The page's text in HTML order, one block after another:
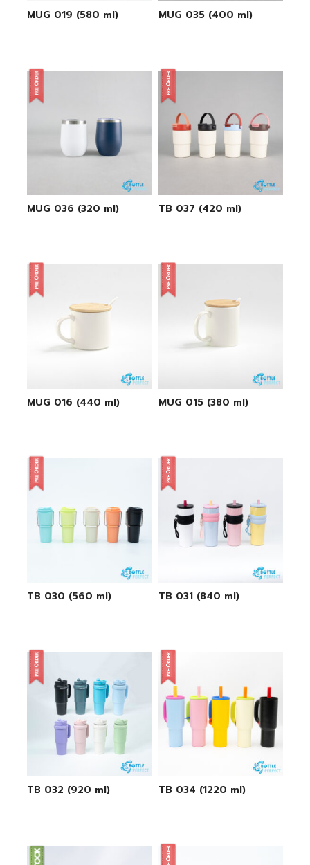
MUG 019 (580 ml) MUG 035 (400 ml)
MUG 036 (320 ml) TB 037 (420 ml)
MUG 016 (440 ml) MUG 015 (380 ml)
TB 030 (560 ml) TB 031 (840 ml)
TB 032 (920 ml) TB 034 (1220 ml)